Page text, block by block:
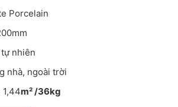
Porcelain
nhiên
nhà, ngoài trời
1,44m² /36kg